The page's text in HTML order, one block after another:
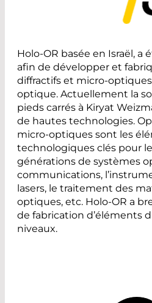
Holo-OR basée en Israël, a
afin de développer et
diffractifs et micro-
optique. Actuellement la
pieds carrés à Kiryat
de hautes technologies.
micro-optiques sont les
technologiques clés pour
générations de systèmes
communications,
lasers, le traitement des
optiques, etc. Holo-OR a
de fabrication d’éléments
niveaux.